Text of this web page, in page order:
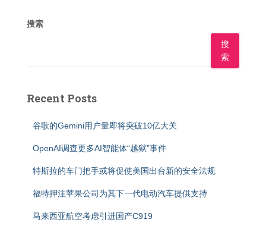
搜索
搜
索
Recent Posts
谷歌的Gemini用户量即将突破10亿大关
OpenAI调查更多AI智能体“越狱”事件
特斯拉的车门把手或将促使美国出台新的安全法规
福特押注苹果公司为其下一代电动汽车提供支持
马来西亚航空考虑引进国产C919